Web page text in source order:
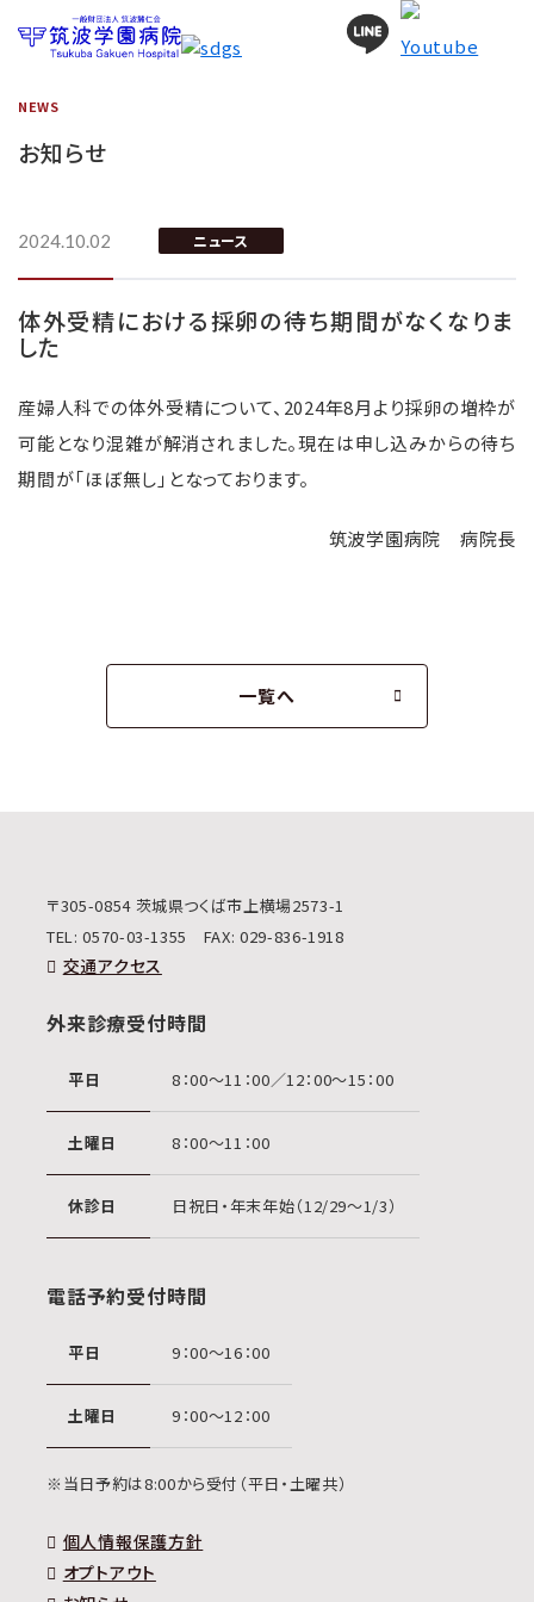
NEWS
お知らせ
2024.10.02 ニュース
体外受精における採卵の待ち期間がなくなりま
した
産婦人科での体外受精について、2024年8月より採卵の増枠が
可能となり混雑が解消されました。現在は申し込みからの待ち
期間が「ほぼ無し」となっております。
筑波学園病院 病院長
一覧へ
〒305-0854 茨城県つくば市上横場2573-1
TEL:0570-03-1355 FAX: 029-836-1918
交通アクセス
外来診療受付時間
平日 8：00〜11：00／12：00〜15：00
土曜日 8：00〜11：00
休診日 日祝日・年末年始（12/29〜1/3）
電話予約受付時間
平日 9：00〜16：00
土曜日 9：00〜12：00
※当日予約は8:00から受付（平日・土曜共）
個人情報保護方針
オプトアウト